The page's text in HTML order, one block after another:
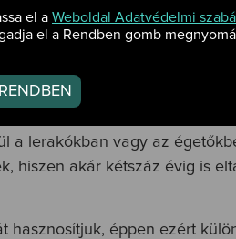
el a Weboldal Adatvédelmi
el a Rendben gomb
RENDBEN
azt mutatják, hogy az
tettek ki 2017-ben. A
szén-dioxid-kibocsátás 10
közlekedésből összesen
ami szintén jelentősen
a lerakókban vagy az
hiszen akár kétszáz évig is
hasznosítjuk, éppen ezért